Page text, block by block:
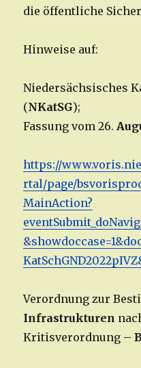
die öffentliche
Hinweise auf:
Niedersächsisches
(NKatSG);
Fassung vom 26.
https://
rtal/page/
MainAction?
Verordnung zur
Infrastrukturen
Kritisverordnung –